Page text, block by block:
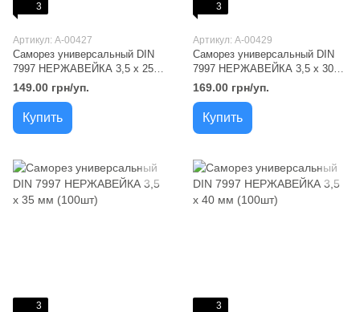
3
Артикул: A-00427
Саморез универсальный DIN
7997 НЕРЖАВЕЙКА 3,5 х 25
мм (100шт)
149.00 грн/уп.
Купить
3
Артикул: A-00429
Саморез универсальный DIN
7997 НЕРЖАВЕЙКА 3,5 х 30
мм (100шт)
169.00 грн/уп.
Купить
3 3